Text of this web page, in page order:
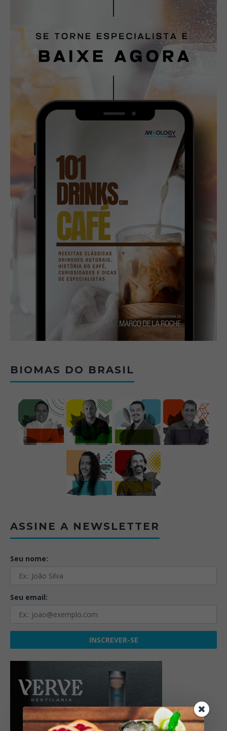
BIOMAS DO BRASIL
ASSINE A NEWSLETTER
Seu nome:
Seu email: